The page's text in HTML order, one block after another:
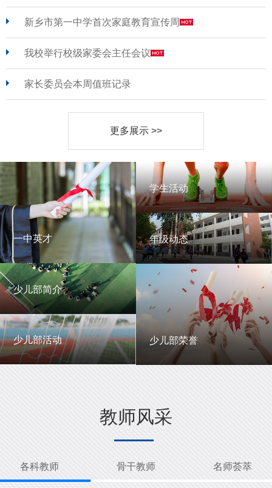
新乡市第一中学首次家庭教育宣传周
我校举行校级家委会主任会议
家长委员会本周值班记录
更多展示 >>
一中英才
一中英才
少儿部简介
少儿部简介
少儿部活动
少儿部活动
学生活动
学生活动
年级动态
年级动态
少儿部荣誉
少儿部荣誉
教师风采
各科教师 骨干教师 名师荟萃